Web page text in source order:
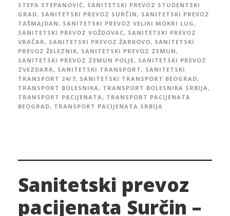
STEPA STEPANOVIĆ, SANITETSKI PREVOZ STUDENTSKI
GRAD, SANITETSKI PREVOZ SURČIN, SANITETSKI PREVOZ
TAŠMAJDAN, SANITETSKI PREVOZ VELIKI MOKRI LUG,
SANITETSKI PREVOZ VOŽDOVAC, SANITETSKI PREVOZ
VRAČAR, SANITETSKI PREVOZ ŽARKOVO, SANITETSKI
PREVOZ ŽELEZNIK, SANITETSKI PREVOZ ZEMUN,
SANITETSKI PREVOZ ZEMUN POLJE, SANITETSKI PREVOZ
ZVEZDARA, SANITETSKI TRANSPORT, SANITETSKI
TRANSPORT 24/7, SANITETSKI TRANSPORT BEOGRAD,
TRANSPORT BOLESNIKA, TRANSPORT BOLESNIKA SRBIJA,
TRANSPORT PACIJENATA, TRANSPORT PACIJENATA
BEOGRAD, TRANSPORT PACIJENATA SRBIJA
Sanitetski prevoz
pacijenata Surčin –